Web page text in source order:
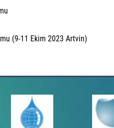
(9-11 Ekim 2023 Artvin)